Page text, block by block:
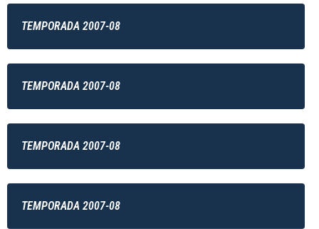
TEMPORADA 2007-08
TEMPORADA 2007-08
TEMPORADA 2007-08
TEMPORADA 2007-08